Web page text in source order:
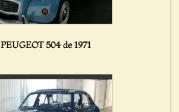
PEUGEOT 504 de 1971